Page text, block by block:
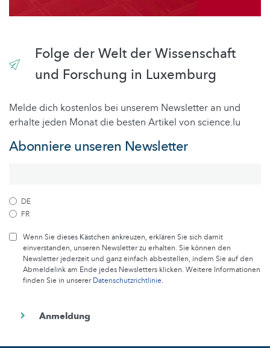
Folge der Welt der Wissenschaft
und Forschung in Luxemburg
Melde dich kostenlos bei unserem Newsletter an und
erhalte jeden Monat die besten Artikel von science.lu
Abonniere unseren Newsletter
DE
FR
Wenn Sie dieses Kästchen ankreuzen, erklären Sie sich damit
einverstanden, unseren Newsletter zu erhalten. Sie können den
Newsletter jederzeit und ganz einfach abbestellen, indem Sie auf den
Abmeldelink am Ende jedes Newsletters klicken. Weitere Informationen
finden Sie in unsererDatenschutzrichtlinie.